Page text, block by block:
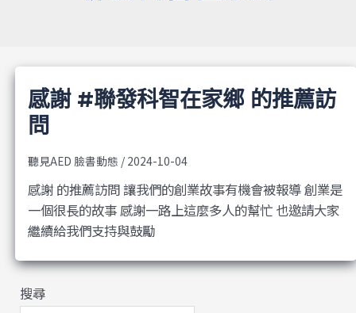
感謝 #聯發科智在家鄉 的推薦訪
問
聽見AED 臉書動態 / 2024-10-04
感謝 的推薦訪問 讓我們的創業故事有機會被報導 創業是
一個很長的故事 感謝一路上這麼多人的幫忙 也邀請大家
繼續給我們支持與鼓勵
搜尋